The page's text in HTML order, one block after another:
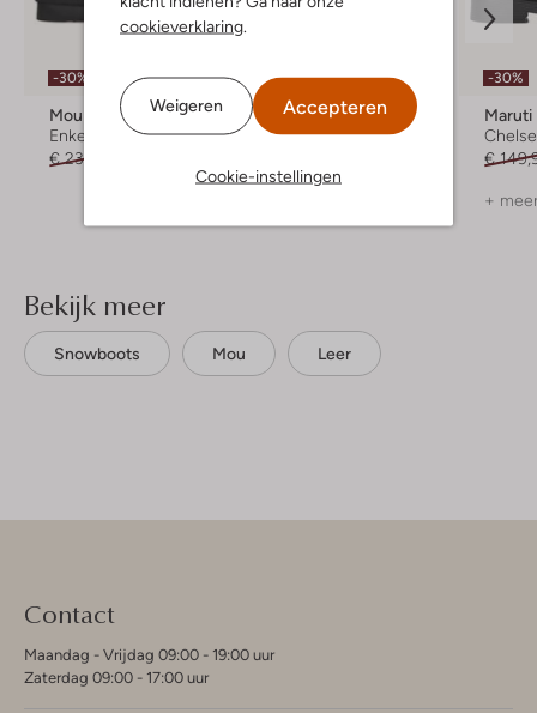
cookieverklaring
Weigeren Accepteren
Cookie-instellingen
-30%
Mou
Enkelboots
€ 239,99
-30%
Mou
Snowboots
-30%
Maruti
€
+
Bekijk meer
Snowboots Mou Leer
Contact
Maandag - Vrijdag 09:00 - 19:00 uur
Zaterdag 09:00 - 17:00 uur